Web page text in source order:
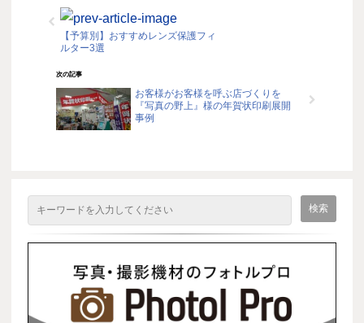
【予算別】おすすめレンズ保護フィ
ルター3選
次の記事
お客様がお客様を呼ぶ店づくりを
『写真の野上』様の年賀状印刷展開
事例